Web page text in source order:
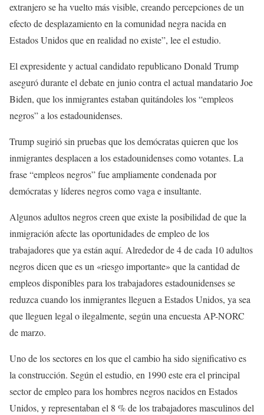
extranjero se ha vuelto más visible, creando percepciones de un
efecto de desplazamiento en la comunidad negra nacida en
Estados Unidos que en realidad no existe”, lee el estudio.
El expresidente y actual candidato republicano Donald Trump
aseguró durante el debate en junio contra el actual mandatario Joe
Biden, que los inmigrantes estaban quitándoles los “empleos
negros” a los estadounidenses.
Trump sugirió sin pruebas que los demócratas quieren que los
inmigrantes desplacen a los estadounidenses como votantes. La
frase “empleos negros” fue ampliamente condenada por
demócratas y líderes negros como vaga e insultante.
Algunos adultos negros creen que existe la posibilidad de que la
inmigración afecte las oportunidades de empleo de los
trabajadores que ya están aquí. Alrededor de 4 de cada 10 adultos
negros dicen que es un «riesgo importante» que la cantidad de
empleos disponibles para los trabajadores estadounidenses se
reduzca cuando los inmigrantes lleguen a Estados Unidos, ya sea
que lleguen legal o ilegalmente, según una encuesta AP-NORC
de marzo.
Uno de los sectores en los que el cambio ha sido significativo es
la construcción. Según el estudio, en 1990 este era el principal
sector de empleo para los hombres negros nacidos en Estados
Unidos, y representaban el 8 % de los trabajadores masculinos del